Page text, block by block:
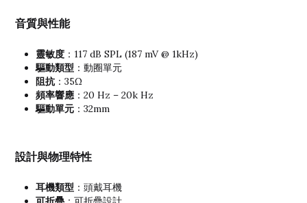
音質與性能
靈敏度 ：117 dB SPL (187 mV @ 1kHz)
驅動類型 ：動圈單元
阻抗：35Ω
頻率響應 ：20 Hz – 20k Hz
驅動單元 ：32mm
設計與物理特性
耳機類型 ：頭戴耳機